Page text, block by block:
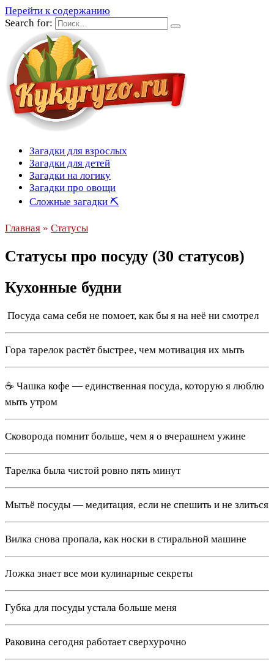
Перейти к содержанию
Search for:
Загадки для взрослых
Загадки для детей
Загадки на логику
Загадки про овощи
Сложные загадки ⛏
Главная » Статусы
Статусы про посуду (30 статусов)
Кухонные будни
️ Посуда сама себя не помоет, как бы я на неё ни смотрел
Гора тарелок растёт быстрее, чем мотивация их мыть
☕ Чашка кофе — единственная посуда, которую я люблю
мыть утром
Сковорода помнит больше, чем я о вчерашнем ужине
Тарелка была чистой ровно пять минут
Мытьё посуды — медитация, если не спешить и не злиться
Вилка снова пропала, как носки в стиральной машине
Ложка знает все мои кулинарные секреты
Губка для посуды устала больше меня
Раковина сегодня работает сверхурочно